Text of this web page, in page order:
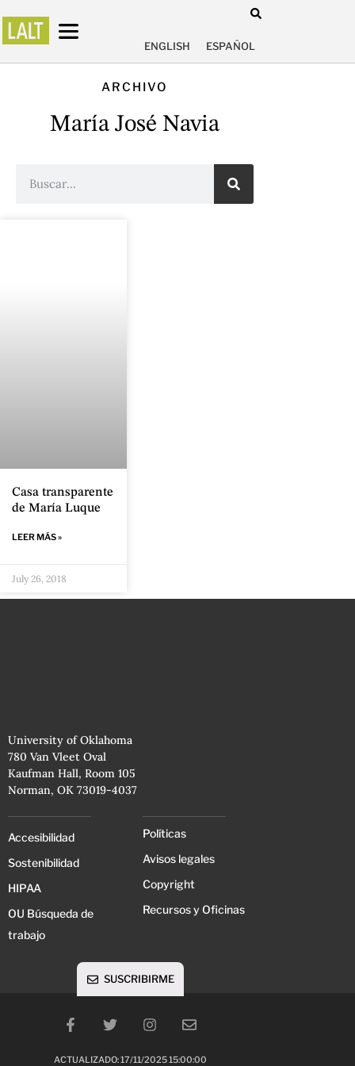
ENGLISH ESPAÑOL
ARCHIVO
María José Navia
Casa transparente
de María Luque
LEER MÁS »
July 26, 2018
University of Oklahoma
780 Van Vleet Oval
Kaufman Hall, Room 105
Norman, OK 73019-4037
Accesibilidad
Sostenibilidad
HIPAA
OU Búsqueda de
trabajo
Políticas
Avisos legales
Copyright
Recursos y Oficinas
ACTUALIZADO: 17/11/2025 15:00:00
SUSCRIBIRME